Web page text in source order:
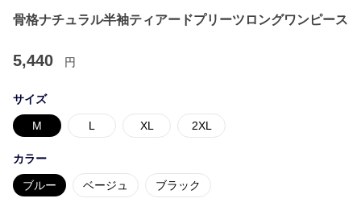
骨格ナチュラル半袖ティアードプリーツロングワンピース
5,440 円
サイズ
M L XL 2XL
カラー
ブルー ベージュ ブラック